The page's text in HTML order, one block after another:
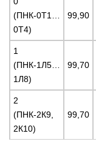
(ПНК-0Т1…
0Т4)
99,90
1
(ПНК-1Л5…
1Л8)
99,70
2
(ПНК-2К9,
2К10)
99,70